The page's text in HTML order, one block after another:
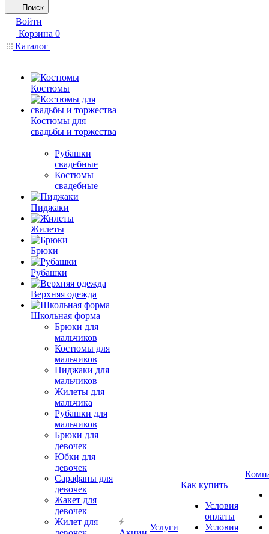
Поиск
Войти
Корзина 0
Каталог
Костюмы
Костюмы для
свадьбы и торжества
Рубашки
свадебные
Костюмы
свадебные
Пиджаки
Жилеты
Брюки
Рубашки
Верхняя одежда
Школьная форма
Брюки для
мальчиков
Костюмы для
мальчиков
Пиджаки для
мальчиков
Жилеты для
мальчика
Рубашки для
мальчиков
Брюки для
девочек
Юбки для
девочек
Сарафаны для
девочек
Жакет для
девочек
Жилет для
Услуги
Как купить
Условия
оплаты
Условия